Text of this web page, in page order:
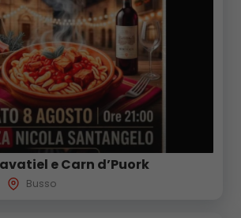
e Carn d’Puork
Busso